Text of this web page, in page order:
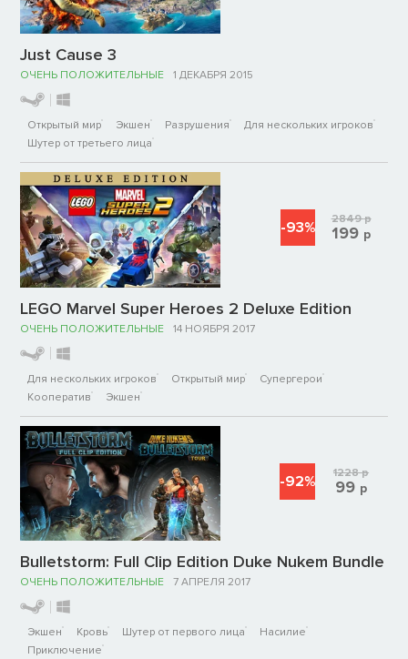
Just Cause 3
ОЧЕНЬ ПОЛОЖИТЕЛЬНЫЕ 1 ДЕКАБРЯ 2015
Открытый мир Экшен Разрушения
Для нескольких игроков
Шутер от третьего лица
LEGO Marvel Super Heroes 2 Deluxe Edition
ОЧЕНЬ ПОЛОЖИТЕЛЬНЫЕ 14 НОЯБРЯ 2017
Для нескольких игроков Открытый мир
Супергерои
Кооператив
Экшен
-93% 2849р
199 р
Bulletstorm: Full Clip Edition Duke Nukem Bundle
ОЧЕНЬ ПОЛОЖИТЕЛЬНЫЕ 7 АПРЕЛЯ 2017
Экшен Кровь Шутер от первого лица
Насилие
Приключение
-92% 1228р
99 р